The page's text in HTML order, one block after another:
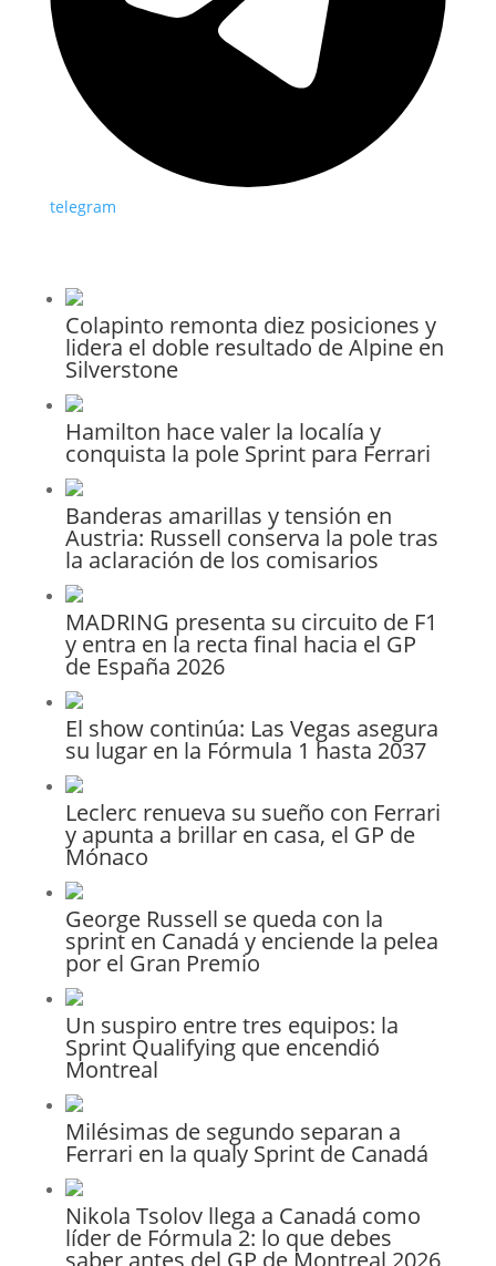
telegram
Colapinto remonta diez posiciones y
lidera el doble resultado de Alpine en
Silverstone
Hamilton hace valer la localía y
conquista la pole Sprint para Ferrari
Banderas amarillas y tensión en
Austria: Russell conserva la pole tras
la aclaración de los comisarios
MADRING presenta su circuito de F1
y entra en la recta final hacia el GP
de España 2026
El show continúa: Las Vegas asegura
su lugar en la Fórmula 1 hasta 2037
Leclerc renueva su sueño con Ferrari
y apunta a brillar en casa, el GP de
Mónaco
George Russell se queda con la
sprint en Canadá y enciende la pelea
por el Gran Premio
Un suspiro entre tres equipos: la
Sprint Qualifying que encendió
Montreal
Milésimas de segundo separan a
Ferrari en la qualy Sprint de Canadá
Nikola Tsolov llega a Canadá como
líder de Fórmula 2: lo que debes
saber antes del GP de Montreal 2026